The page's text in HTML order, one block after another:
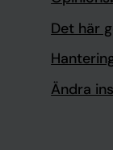
Det här
Ändra